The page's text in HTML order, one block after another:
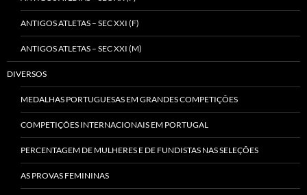
ANTIGOS ATLETAS – SEC XXI (F)
ANTIGOS ATLETAS – SEC XXI (M)
DIVERSOS
MEDALHAS PORTUGUESAS EM GRANDES COMPETIÇÕES
COMPETIÇÕES INTERNACIONAIS EM PORTUGAL
PERCENTAGEM DE MULHERES E DE FUNDISTAS NAS SELEÇÕES
AS PROVAS FEMININAS